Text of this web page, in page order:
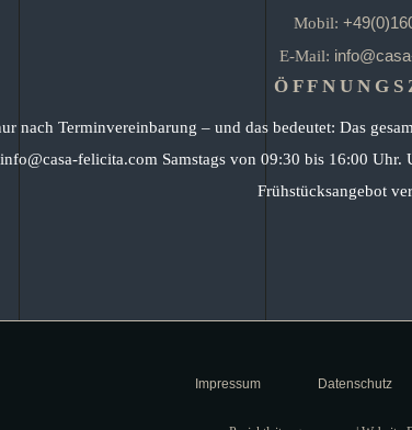
Mobil:
E-Mail:
nach Terminvereinbarung – und das bedeutet: Das
felicita.com Samstags von 09:30 bis 16:00
Frühstücksangebot
Impressum Datenschutz